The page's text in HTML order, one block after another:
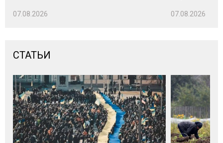
07.08.2026 07.08.2026
СТАТЬИ